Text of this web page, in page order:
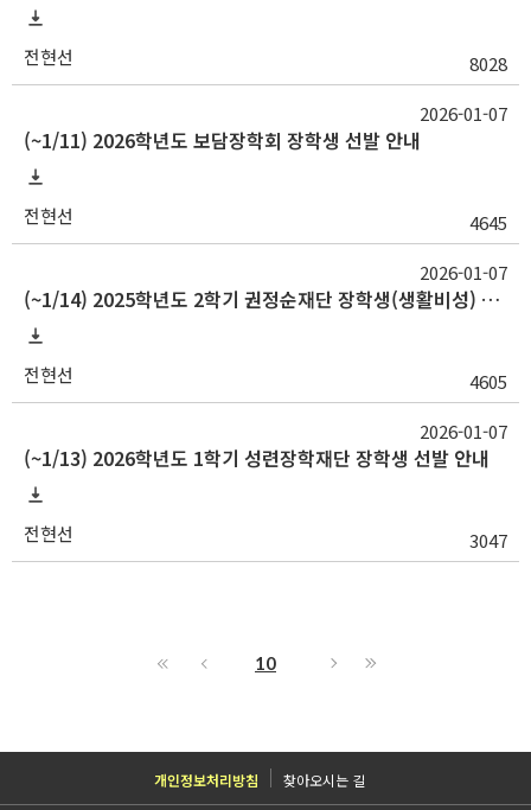
전현선 8028
(~1/11) 2026학년도 보담장학회 장학생 선발 안내
전현선 4645
2026-01-07
(~1/14) 2025학년도 2학기 권정순재단 장학생(생활비성) 선발 안내
전현선 4605
2026-01-07
(~1/13) 2026학년도 1학기 성련장학재단 장학생 선발 안내
전현선 3047
2026-01-07
10
개인정보처리방침 찾아오시는 길